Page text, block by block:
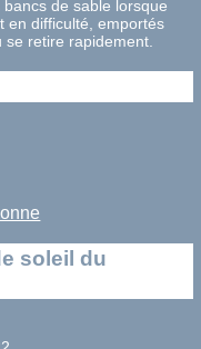
de sable lorsque
en difficulté, emportés
se retire rapidement.
soleil du